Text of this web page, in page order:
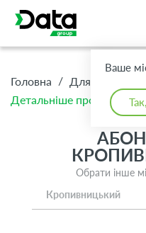
Ваше
Головна / Для Дому
Детальніше про тариф
Обрати інше
Кропивницький